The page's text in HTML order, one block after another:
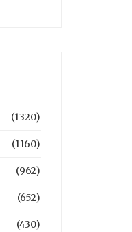
(1320)
(1160)
(962)
(652)
(430)